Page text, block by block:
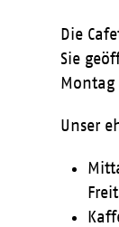
Die
Sie
Unser